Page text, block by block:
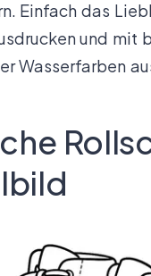
Einfach das
und mit
Wasserfarben